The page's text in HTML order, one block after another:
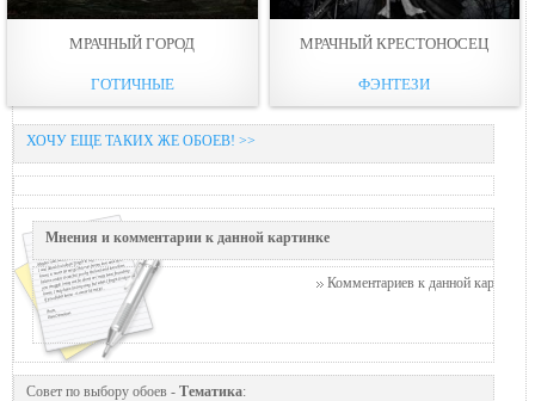
МРАЧНЫЙ ГОРОД
ГОТИЧНЫЕ
МРАЧНЫЙ КРЕСТОНОСЕЦ
ФЭНТЕЗИ
ХОЧУ ЕЩЕ ТАКИХ ЖЕ ОБОЕВ! >>
Мнения и комментарии к данной картинке
Комментариев к данной картинке
Совет по выбору обоев - Тематика: